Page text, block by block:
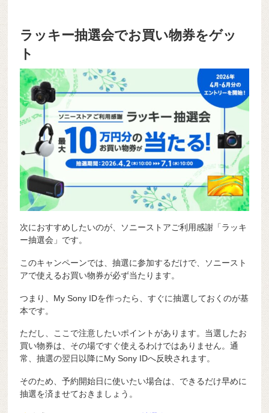
ラッキー抽選会でお買い物券をゲッ
ト
次におすすめしたいのが、ソニーストアご利用感謝「ラッキ
ー抽選会」です。
このキャンペーンでは、抽選に参加するだけで、ソニースト
アで使えるお買い物券が必ず当たります。
つまり、My Sony IDを作ったら、すぐに抽選しておくのが基
本です。
ただし、ここで注意したいポイントがあります。当選したお
買い物券は、その場ですぐ使えるわけではありません。通
常、抽選の翌日以降にMy Sony IDへ反映されます。
そのため、予約開始日に使いたい場合は、できるだけ早めに
抽選を済ませておきましょう。